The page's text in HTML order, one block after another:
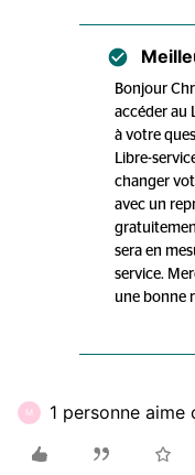
Bonjour
accéder au
à votre
Libre-
changer
avec un
sera en
service. Merci
une bonne
M 1 personne aime